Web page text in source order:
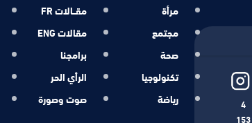
4
153
مرأة
مجتمع
صحة
تكنولوجيا
رياضة
مقــالات FR
مقالات ENG
برامجنا
الرأي الحر
صوت وصورة